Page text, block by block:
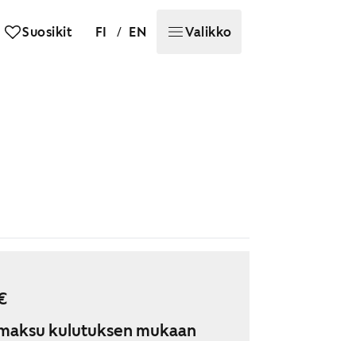
Suosikit FI / EN Valikko
kulutuksen mukaan